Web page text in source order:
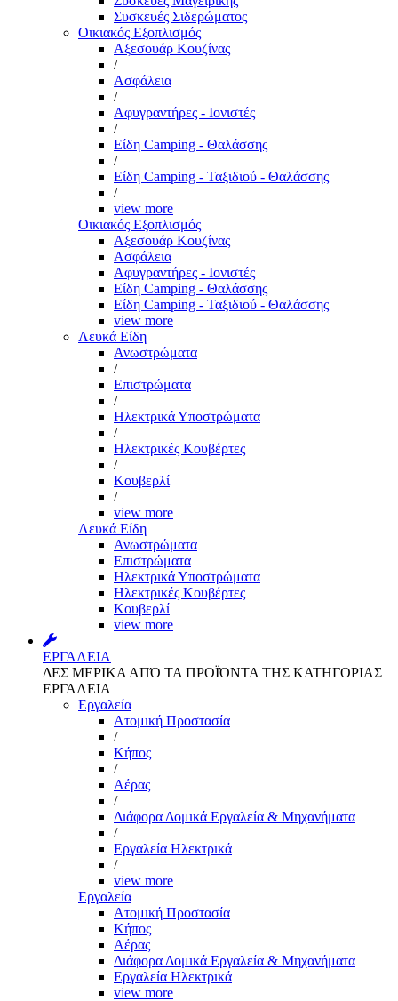
Συσκευές Σιδερώματος
Οικιακός Εξοπλισμός
Αξεσουάρ Κουζίνας
/
Ασφάλεια
/
Αφυγραντήρες - Ιονιστές
/
Είδη Camping - Θαλάσσης
/
Είδη Camping - Ταξιδιού - Θαλάσσης
/
view more
Οικιακός Εξοπλισμός
Αξεσουάρ Κουζίνας
Ασφάλεια
Αφυγραντήρες - Ιονιστές
Είδη Camping - Θαλάσσης
Είδη Camping - Ταξιδιού - Θαλάσσης
view more
Λευκά Είδη
Ανωστρώματα
/
Επιστρώματα
/
Ηλεκτρικά Υποστρώματα
/
Ηλεκτρικές Κουβέρτες
/
Κουβερλί
/
view more
Λευκά Είδη
Ανωστρώματα
Επιστρώματα
Ηλεκτρικά Υποστρώματα
Ηλεκτρικές Κουβέρτες
Κουβερλί
view more
ΕΡΓΑΛΕΙΑ
ΔΕΣ ΜΕΡΙΚΑ ΑΠΌ ΤΑ ΠΡΟΪΌΝΤΑ ΤΗΣ ΚΑΤΗΓΟΡΙΑΣ
ΕΡΓΑΛΕΙΑ
Εργαλεία
Aτομική Προστασία
/
Kήπος
/
Αέρας
/
Διάφορα Δομικά Εργαλεία & Μηχανήματα
/
Εργαλεία Ηλεκτρικά
/
view more
Εργαλεία
Aτομική Προστασία
Kήπος
Αέρας
Διάφορα Δομικά Εργαλεία & Μηχανήματα
Εργαλεία Ηλεκτρικά
view more